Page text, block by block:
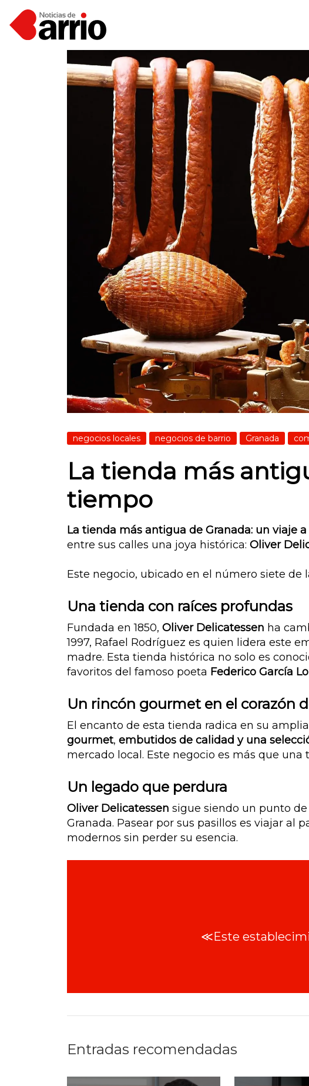
negocios locales negocios de barrio Granada
La tienda más
tiempo
La tienda más antigua de Granada: un viaje
entre sus calles una joya histórica: Oliver
Este negocio, ubicado en el número siete de
Una tienda con raíces profundas
Fundada en 1850, Oliver Delicatessen ha
1997, Rafael Rodríguez es quien lidera este
madre. Esta tienda histórica no solo es
favoritos del famoso poeta Federico García
Un rincón gourmet en el corazón
El encanto de esta tienda radica en su
gourmet, embutidos de calidad y una
mercado local. Este negocio es más que una
Un legado que perdura
Oliver Delicatessen sigue siendo un punto
Granada. Pasear por sus pasillos es viajar al
modernos sin perder su esencia.
≪Este
Entradas recomendadas